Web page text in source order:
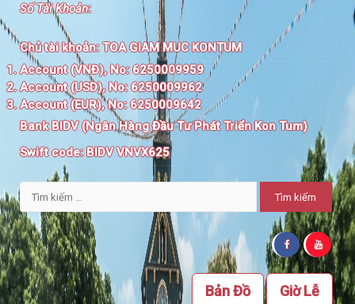
Số Tài Khoản:
Chủ tài khoản:TOA GIAM MUC KONTUM
Account (VNĐ), No: 6250009959
Account (USD), No: 6250009962
Account (EUR), No: 6250009642
Bank BIDV (Ngân Hàng Đầu Tư Phát Triển Kon Tum)
Swift code:BIDV VNVX625
Tìm
kiếm
cho:
Giờ Lễ
Bản Đồ